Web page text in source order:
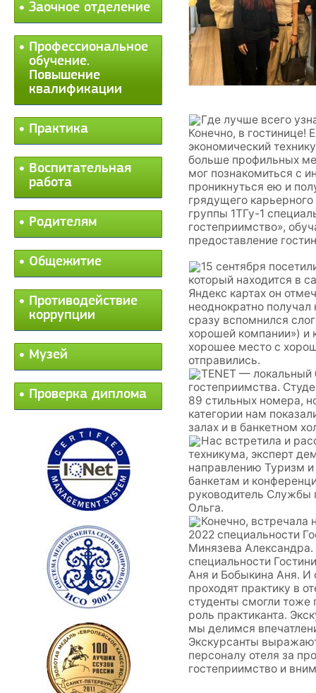
Заочное отделение
Профессиональное
обучение.
Повышение
квалификации
Практика
Воспитательная
работа
Родителям
Общежитие
Противодействие
коррупции
Музей
Проверка диплома
Где лучше всего
Конечно, в гостинице!
экономический
больше профильных
мог познакомиться с
проникнуться ею и
грядущего
группы 1ТГу-1
гостеприимство»,
предоставление
15 сентября
который находится в
Яндекс картах он
неоднократно
сразу вспомнился
хорошей компании») и
хорошее место с
отправились.
TENET —
гостеприимства.
89 стильных номера,
категории нам
залах и в банкетном
Нас встретила и
техникума, эксперт
направлению Туризм
банкетам и
руководитель
Ольга.
Конечно, встречала
2022 специальности
Минязева Александра.
специальности
Аня и Бобыкина Аня. И
проходят практику в
студенты смогли
роль практиканта.
мы делимся
Экскурсанты
персоналу отеля за
гостеприимство и